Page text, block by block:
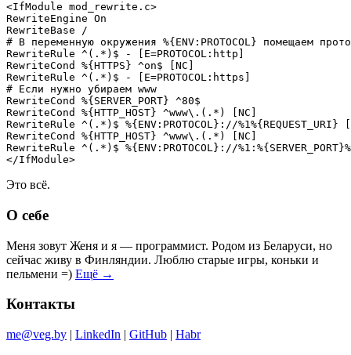
<IfModule mod_rewrite.c>
RewriteEngine On
RewriteBase /
# В переменную окружения %{ENV:PROTOCOL} помещаем
RewriteRule ^(.*)$ - [E=PROTOCOL:http]
RewriteCond %{HTTPS} ^on$ [NC]
RewriteRule ^(.*)$ - [E=PROTOCOL:https]
# Если нужно убираем www
RewriteCond %{SERVER_PORT} ^80$
RewriteCond %{HTTP_HOST} ^www\.(.*) [NC]
RewriteRule ^(.*)$ %{ENV:PROTOCOL}://%1%{REQUEST_URI}
RewriteCond %{HTTP_HOST} ^www\.(.*) [NC]
RewriteRule ^(.*)$ %{ENV:PROTOCOL}://
</IfModule>
Это всё.
О себе
Меня зовут Женя и я — программист. Родом из Беларуси, но
сейчас живу в Финляндии. Люблю старые игры, коньки и
пельмени =) Ещё →
Контакты
me@veg.by | LinkedIn | GitHub | Habr